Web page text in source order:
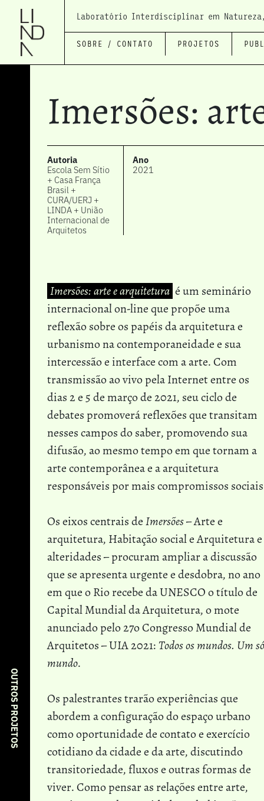
Laboratório Interdisciplinar em
SOBRE / CONTATO PROJETOS
Imersões:
Autoria
Escola Sem Sítio
+ Casa França
Brasil +
CURA/UERJ +
LINDA + União
Internacional de
Arquitetos
Ano
2021
Imersões: arte e arquitetura é um seminário
internacional on-line que propõe uma
reflexão sobre os papéis da arquitetura e
urbanismo na contemporaneidade e sua
intercessão e interface com a arte. Com
transmissão ao vivo pela Internet entre os
dias 2 e 5 de março de 2021, seu ciclo de
debates promoverá reflexões que transitam
nesses campos do saber, promovendo sua
difusão, ao mesmo tempo em que tornam a
arte contemporânea e a arquitetura
responsáveis por mais compromissos
Os eixos centrais deImersões– Arte e
arquitetura, Habitação social e Arquitetura e
alteridades – procuram ampliar a discussão
que se apresenta urgente e desdobra, no ano
em que o Rio recebe da UNESCO o título de
Capital Mundial da Arquitetura, o mote
anunciado pelo 27o Congresso Mundial de
Arquitetos – UIA 2021: Todos os mundos. Um só
mundo.
Os palestrantes trarão experiências que
abordem a configuração do espaço urbano
como oportunidade de contato e exercício
cotidiano da cidade e da arte, discutindo
transitoriedade, fluxos e outras formas de
viver. Como pensar as relações entre arte,
OUTROS PROJETOS